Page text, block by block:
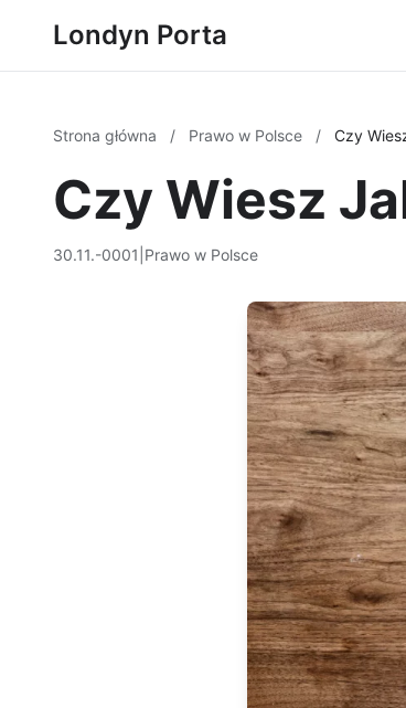
Londyn Porta
Strona główna / Prawo w Polsce / Czy
Czy Wiesz
30.11.-0001 Prawo w Polsce